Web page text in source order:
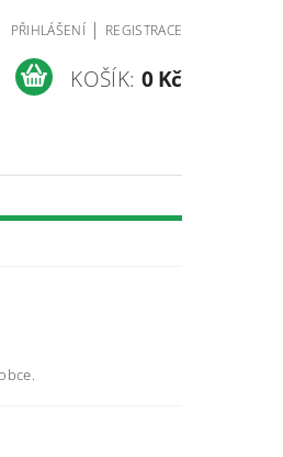
PŘIHLÁŠENÍ | REGISTRACE
KOŠÍK: 0 Kč